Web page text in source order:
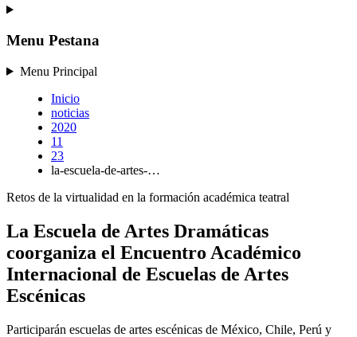
Menu Pestana
Menu Principal
Inicio
noticias
2020
11
23
la-escuela-de-artes-…
Retos de la virtualidad en la formación académica teatral
La Escuela de Artes Dramáticas
coorganiza el Encuentro Académico
Internacional de Escuelas de Artes
Escénicas
Participarán escuelas de artes escénicas de México, Chile, Perú y